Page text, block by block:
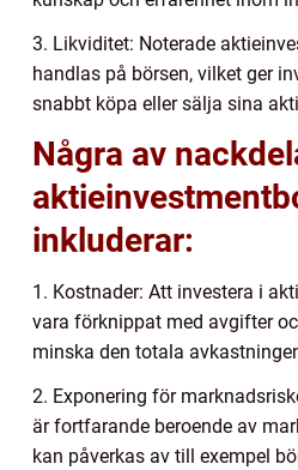
3. Likviditet: Noterade
handlas på börsen, vilket ger
snabbt köpa eller sälja sina
Några av
inkluderar:
1. Kostnader: Att investera i
vara förknippat med avgifter
minska den totala
2. Exponering för
är fortfarande beroende av
kan påverkas av till exempel